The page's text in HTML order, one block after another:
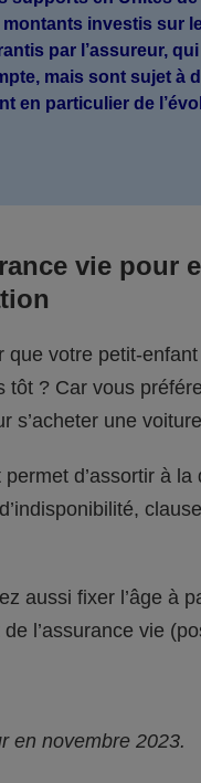
investis sur
par l’assureur,
mais sont sujet à
en particulier de
vie pour
votre petit-
? Car vous
s’acheter une
d’assortir à
aussi fixer l’âge à
l’assurance vie
en novembre 2023.